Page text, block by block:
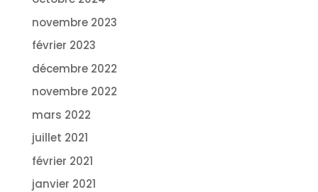
novembre 2023
février 2023
décembre 2022
novembre 2022
mars 2022
juillet 2021
février 2021
janvier 2021